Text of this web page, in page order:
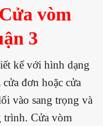
vòm
3
kế với hình dạng
đơn hoặc cửa
vào sang trọng và
trình. Cửa vòm